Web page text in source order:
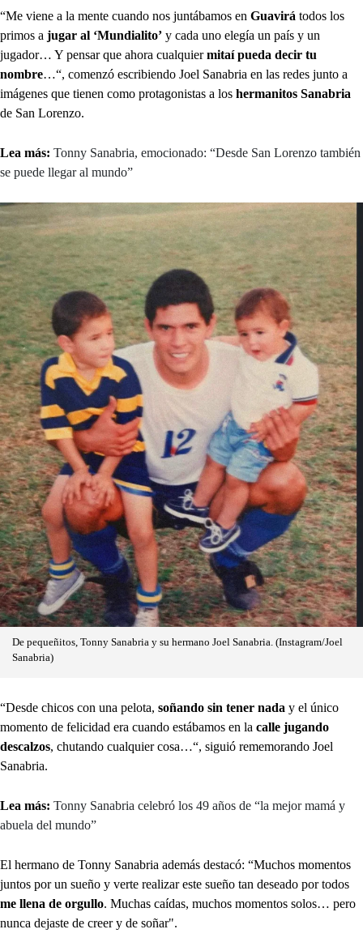
“Me viene a la mente cuando nos juntábamos en Guavirá todos los
primos a jugar al ‘Mundialito’ y cada uno elegía un país y un
jugador… Y pensar que ahora cualquiermitaí pueda decir tu
nombre…“, comenzó escribiendo Joel Sanabria en las redes junto a
imágenes que tienen como protagonistas a los hermanitos Sanabria
de San Lorenzo.
Lea más: Tonny Sanabria, emocionado: “Desde San Lorenzo también
se puede llegar al mundo”
De pequeñitos, Tonny Sanabria y su hermano Joel Sanabria. (Instagram/Joel
Sanabria)
“Desde chicos con una pelota, soñando sin tener nada y el único
momento de felicidad era cuando estábamos en la calle jugando
descalzos, chutando cualquier cosa…“, siguió rememorando Joel
Sanabria.
Lea más: Tonny Sanabria celebró los 49 años de “la mejor mamá y
abuela del mundo”
El hermano de Tonny Sanabria además destacó: “Muchos momentos
juntos por un sueño y verte realizar este sueño tan deseado por todos
me llena de orgullo. Muchas caídas, muchos momentos solos… pero
nunca dejaste de creer y de soñar".